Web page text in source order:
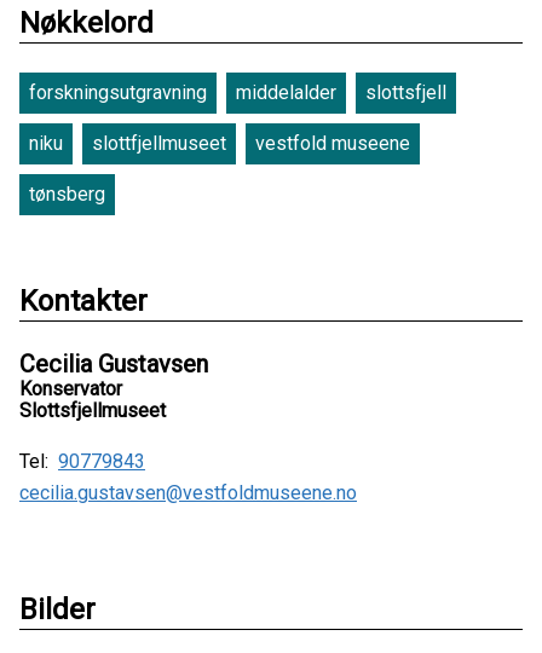
Nøkkelord
forskningsutgravning middelalder slottsfjell
niku slottfjellmuseet vestfold museene
tønsberg
Kontakter
Cecilia Gustavsen
Konservator
Slottsfjellmuseet
Tel: 90779843
cecilia.gustavsen@vestfoldmuseene.no
Bilder